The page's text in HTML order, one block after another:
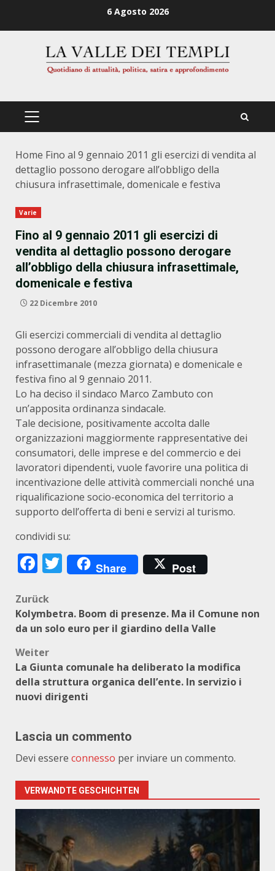
6 Agosto 2026
PRIMÄRES
Home Fino al 9 gennaio 2011 gli esercizi di vendita al
dettaglio possono derogare all’obbligo della
chiusura infrasettimale, domenicale e festiva
Varie
Fino al 9 gennaio 2011 gli esercizi di
vendita al dettaglio possono derogare
all’obbligo della chiusura infrasettimale,
domenicale e festiva
22 Dicembre 2010
Gli esercizi commerciali di vendita al dettaglio
possono derogare all’obbligo della chiusura
infrasettimanale (mezza giornata) e domenicale e
festiva fino al 9 gennaio 2011.
Lo ha deciso il sindaco Marco Zambuto con
un’apposita ordinanza sindacale.
Tale decisione, positivamente accolta dalle
organizzazioni maggiormente rappresentative dei
consumatori, delle imprese e del commercio e dei
lavoratori dipendenti, vuole favorire una politica di
incentivazione delle attività commerciali nonché una
riqualificazione socio-economica del territorio a
supporto dell’offerta di beni e servizi al turismo.
condividi su:
Facebook
Twitter
Share Post
Beitragsnavigation
Zurück
Kolymbetra. Boom di presenze. Ma il Comune non
da un solo euro per il giardino della Valle
Weiter
La Giunta comunale ha deliberato la modifica
della struttura organica dell’ente. In servizio i
nuovi dirigenti
Lascia un commento
Devi essere connesso per inviare un commento.
VERWANDTE GESCHICHTEN